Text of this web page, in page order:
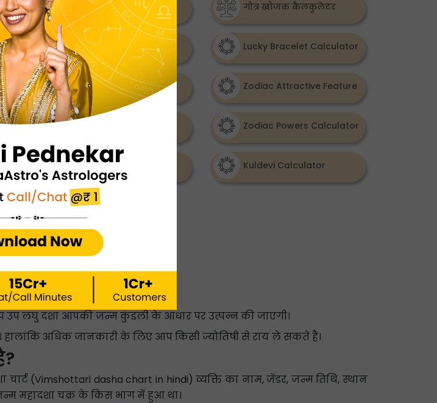
चंद्र ग्रहण कैलकुलेटर गोत्र खोजक कैलकुलेटर
Pluto Sign Calculator Lucky Bracelet Calculator
Zodiac Strength And
Weakness
Zodiac Attractive Feature
Zodiac Powers Calculator
Venus Sign Calculator Kuldevi Calculator
काम करता है
में इस्तेमाल कर सकते हैं।
स्थान।
लघु दशा आपकी जन्म कुंडली के आधार पर उत्पन्न की जाएगी।
हालांकि अधिक जानकारी के लिए आप किसी ज्योतिषी से राय ले सकते हैं।
(Vimshottari dasha chart in hindi) व्यक्ति का नाम, जेंडर, जन्म तिथि, स्थान
महादशा चक्र के किस भाग में हुआ था।